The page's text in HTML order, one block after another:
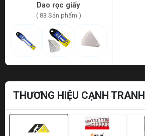
Dao rọc giấy
( 83 Sản phẩm )
THƯƠNG HIỆU CẠNH TRANH